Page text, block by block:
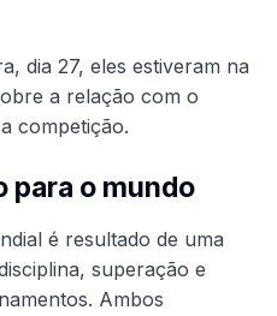
dia 27, eles estiveram na
a relação com o
competição.
para o mundo
é resultado de uma
superação e
Ambos